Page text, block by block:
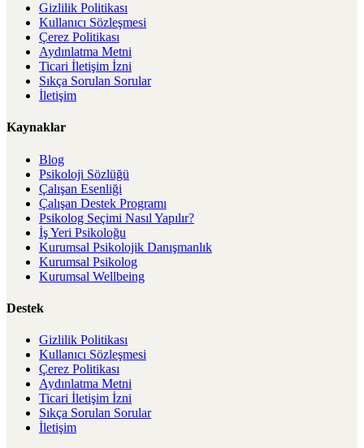
Gizlilik Politikası
Kullanıcı Sözleşmesi
Çerez Politikası
Aydınlatma Metni
Ticari İletişim İzni
Sıkça Sorulan Sorular
İletişim
Kaynaklar
Blog
Psikoloji Sözlüğü
Çalışan Esenliği
Çalışan Destek Programı
Psikolog Seçimi Nasıl Yapılır?
İş Yeri Psikoloğu
Kurumsal Psikolojik Danışmanlık
Kurumsal Psikolog
Kurumsal Wellbeing
Destek
Gizlilik Politikası
Kullanıcı Sözleşmesi
Çerez Politikası
Aydınlatma Metni
Ticari İletişim İzni
Sıkça Sorulan Sorular
İletişim